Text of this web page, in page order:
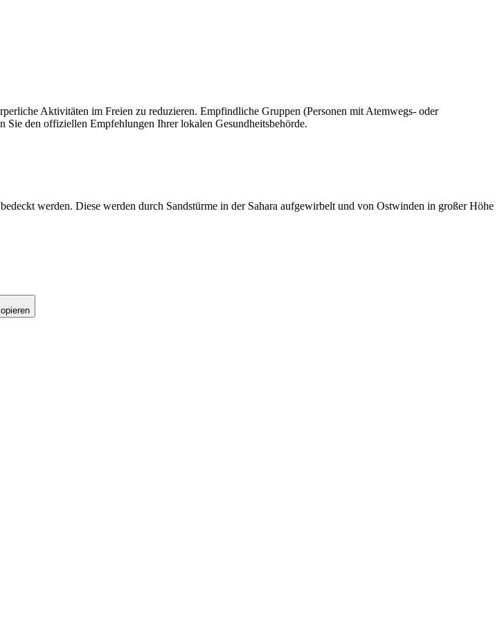
Aktivitäten im Freien zu reduzieren. Empfindliche Gruppen (Personen mit Atemwegs- oder
Sie den offiziellen Empfehlungen Ihrer lokalen Gesundheitsbehörde.
werden. Diese werden durch Sandstürme in der Sahara aufgewirbelt und von Ostwinden in großer Höhe